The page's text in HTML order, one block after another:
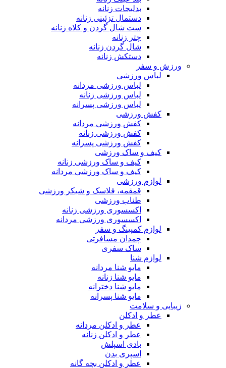
بدلیجات زنانه
دستمال تزئینی زنانه
ست شال گردن و کلاه زنانه
چتر زنانه
شال گردن زنانه
دستکش زنانه
ورزش و سفر
لباس ورزشی
لباس ورزشی مردانه
لباس ورزشی زنانه
لباس ورزشی پسرانه
کفش ورزشی
کفش ورزشی مردانه
کفش ورزشی زنانه
کفش ورزشی پسرانه
کیف و ساک ورزشی
کیف و ساک ورزشی زنانه
کیف و ساک ورزشی مردانه
لوازم ورزشی
قمقمه، فلاسک و شیکر ورزشی
طناب ورزشی
اکسسوری ورزشی زنانه
اکسسوری ورزشی مردانه
لوازم کمپینگ و سفر
چمدان مسافرتی
ساک سفری
لوازم شنا
مایو شنا مردانه
مایو شنا زنانه
مایو شنا دخترانه
مایو شنا پسرانه
زیبایی و سلامت
عطر و ادکلن
عطر و ادکلن مردانه
عطر و ادکلن زنانه
بادی اسپلش
اسپری بدن
عطر و ادکلن بچه گانه